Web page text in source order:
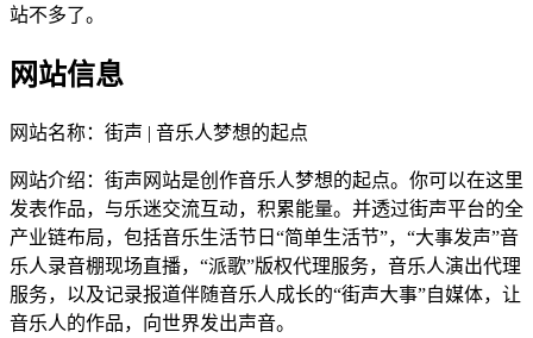
站不多了。
网站信息
网站名称： 街声 | 音乐人梦想的起点
网站介绍： 街声网站是创作音乐人梦想的起点。你可以在这里
发表作品，与乐迷交流互动，积累能量。并透过街声平台的全
产业链布局，包括音乐生活节日“简单生活节”，“大事发声”音
乐人录音棚现场直播，“派歌”版权代理服务，音乐人演出代理
服务，以及记录报道伴随音乐人成长的“街声大事”自媒体，让
音乐人的作品，向世界发出声音。